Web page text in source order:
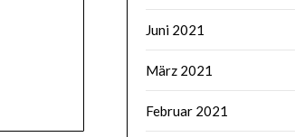
Juni 2021
März 2021
Februar 2021